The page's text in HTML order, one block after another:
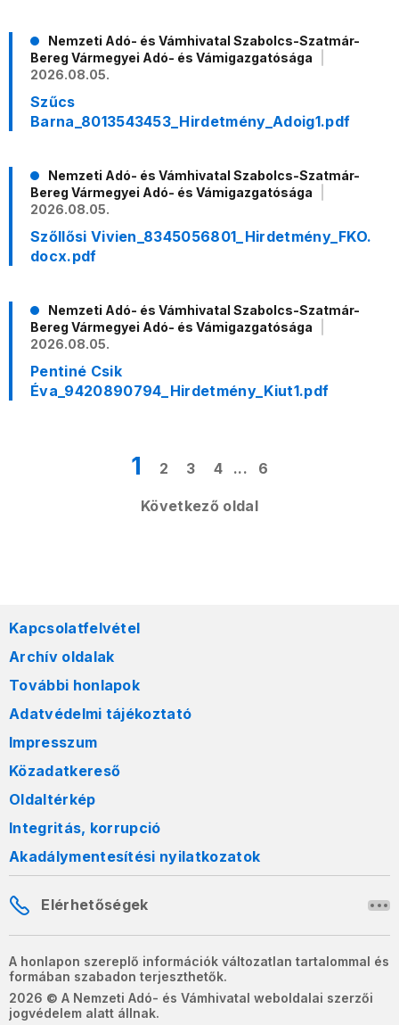
Nemzeti Adó- és Vámhivatal Szabolcs-Szatmár-
Bereg Vármegyei Adó- és Vámigazgatósága
2026.08.05.
Szűcs
Barna_8013543453_Hirdetmény_Adoig1.pdf
Nemzeti Adó- és Vámhivatal Szabolcs-Szatmár-
Bereg Vármegyei Adó- és Vámigazgatósága
2026.08.05.
Szőllősi Vivien_8345056801_Hirdetmény_FKO.
docx.pdf
Nemzeti Adó- és Vámhivatal Szabolcs-Szatmár-
Bereg Vármegyei Adó- és Vámigazgatósága
2026.08.05.
Pentiné Csik
Éva_9420890794_Hirdetmény_Kiut1.pdf
1 2 3 4 ... 6
Következő oldal
Kapcsolatfelvétel
Archív oldalak
További honlapok
Adatvédelmi tájékoztató
Impresszum
Közadatkereső
Oldaltérkép
Integritás, korrupció
Akadálymentesítési nyilatkozatok
Elérhetőségek
A honlapon szereplő információk változatlan tartalommal és
formában szabadon terjeszthetők.
2026 © A Nemzeti Adó- és Vámhivatal weboldalai szerzői
jogvédelem alatt állnak.